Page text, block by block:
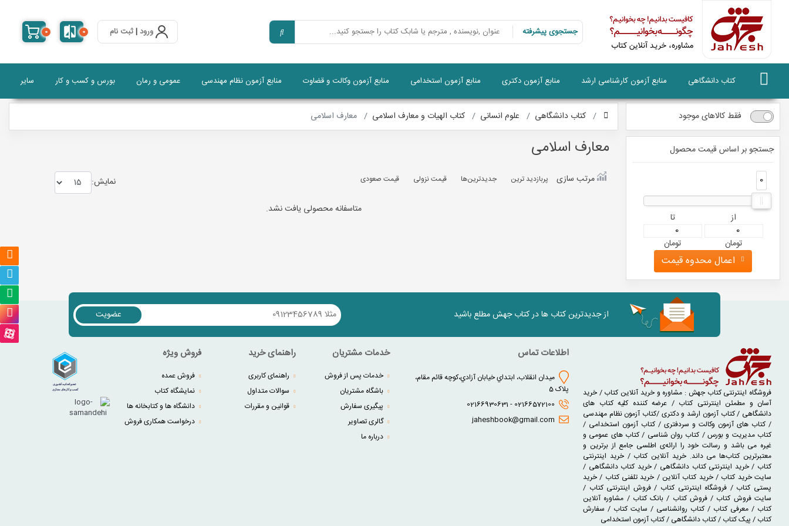
جستجوی پیشرفته ورود|ثبت نام 0
0
کتاب دانشگاهی منابع آزمون کارشناسی ارشد منابع آزمون دکتری منابع آزمون استخدامی منابع آزمون وکالت و قضاوت منابع آزمون نظام مهندسی عمومی و رمان بورس و کسب و کار سایر
فقط کالاهای موجود
جستجو بر اساس قیمت محصول
0
0
از
تومان
تا
تومان
اعمال محدوه قیمت
کتاب دانشگاهی علوم انسانی کتاب الهیات و معارف اسلامی معارف اسلامی
معارف اسلامی
مرتب سازی پربازديد ترين جديدترين‌ها قيمت نزولی قيمت صعودی
نمايش:
متاسفانه محصولی یافت نشد.
از جدیدترین کتاب ها در کتاب جهش مطلع باشید عضویت
فروشگاه اینترنتی کتاب جهش : مشاوره و خرید آنلاین کتاب / خرید
آسان و مطمئن اینترنتی کتاب / عرضه کننده کلیه کتاب های
دانشگاهی / کتاب آزمون ارشد و دکتری /کتاب آزمون نظام مهندسی
/ کتاب های آزمون وکالت و سردفتری / کتاب آزمون استخدامی /
کتاب مدیریت و بورس / کتاب روان شناسی / کتاب های عمومی و
غیره می باشد و رسالت خود را ارائه‌ی اطلسی جامع از برترین و
معتبرترین کتاب‌ها می داند. خرید آنلاین کتاب / خرید اینترنتی
کتاب / خرید اینترنتی کتاب دانشگاهی / خرید کتاب دانشگاهی /
سایت خرید کتاب / خرید کتاب آنلاین / خرید تلفنی کتاب / خرید
پستی کتاب / فروشگاه اینترنتی کتاب / فروش اینترنتی کتاب /
سایت فروش کتاب / فروش کتاب / بانک کتاب / مشاوره آنلاین
کتاب / معرفی کتاب / کتاب روانشناسی / سایت کتاب / سفارش
کتاب / پیک کتاب / کتاب دانشگاهی / کتاب آزمون استخدامی
اطلاعات تماس
میدان انقلاب، ابتداي خيابان آزادي،کوچه قائم مقام،
پلاک 5
خدمات مشتریان
خدمات پس از فروش
باشگاه مشتریان
پیگیری سفارش
گالری تصاویر
درباره ما
راهنمای خرید
راهنمای کاربری
سوالات متداول
قوانین و مقررات
فروش ویژه
فروش عمده
نمایشگاه کتاب
دانشگاه ها و کتابخانه ها
درخواست همکاری فروش